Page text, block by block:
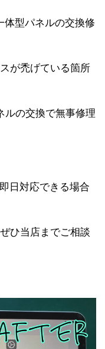
体型パネルの交換修
が禿げている箇所
ルの交換で無事修理
日対応できる場合
ひ当店までご相談